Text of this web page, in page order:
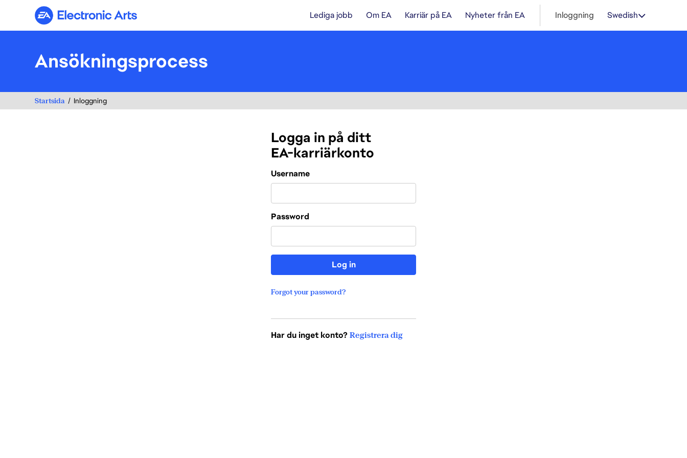
Electronic Arts Lediga jobb Om EA Karriär på EA Nyheter från EA Inloggning Swedish
Ansökningsprocess
Startsida Inloggning
Logga in på ditt
EA-karriärkonto
Login
Username
Password
Log in
Forgot your password?
Har du inget konto? Registrera dig